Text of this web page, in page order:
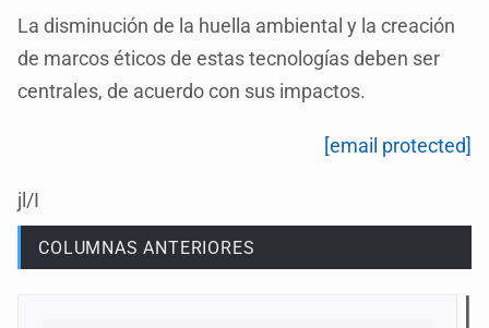
La disminución de la huella ambiental y la creación
de marcos éticos de estas tecnologías deben ser
centrales, de acuerdo con sus impactos.
[email protected]
jl/I
COLUMNAS ANTERIORES